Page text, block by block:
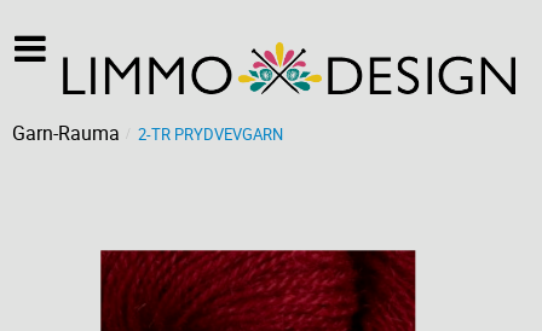
Garn-Rauma 2-TR PRYDVEVGARN